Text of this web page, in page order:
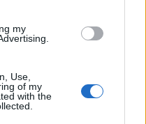
my
Use,
of my
with the